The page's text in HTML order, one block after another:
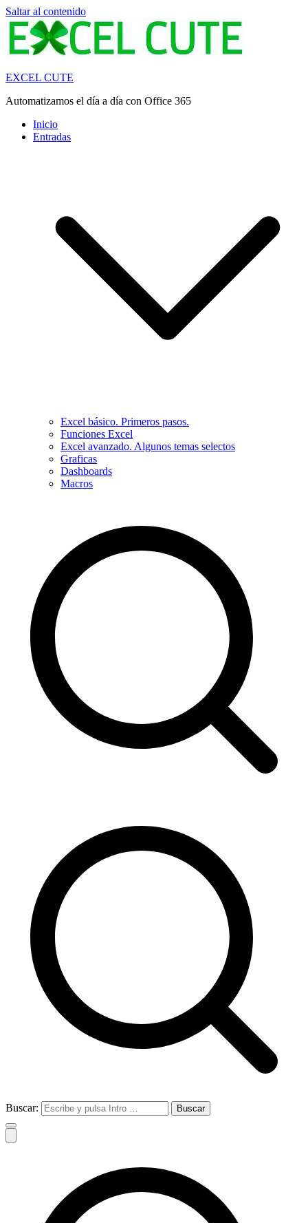
Saltar al contenido
EXCEL CUTE
Automatizamos el día a día con Office 365
Inicio
Entradas
Excel básico. Primeros pasos.
Funciones Excel
Excel avanzado. Algunos temas selectos
Graficas
Dashboards
Macros
Buscar: